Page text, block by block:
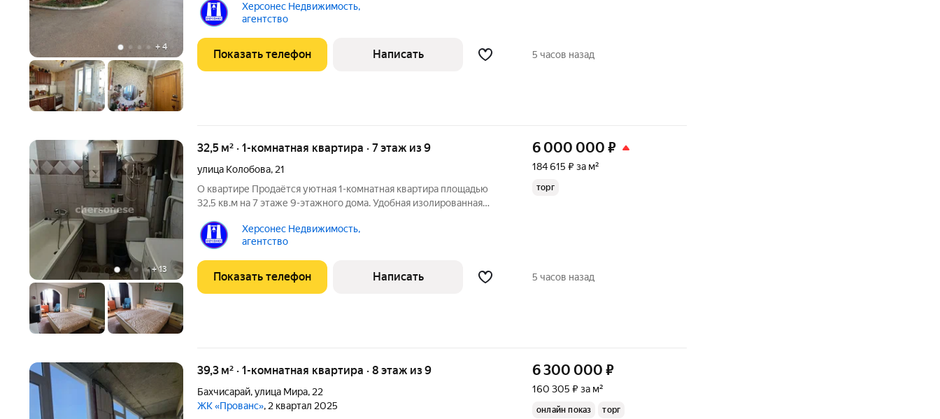
+ 4
кв.м с выходом на балкон. Квартира в хорошем жилом состоянии.
Херсонес Недвижимость,
агентство
Показать телефон Написать 5 часов назад
+13
32,5 м² · 1-комнатная квартира · 7 этаж из 9
улица Колобова, 21
О квартире Продаётся уютная 1-комнатная квартира площадью
32,5 кв.м на 7 этаже 9-этажного дома. Удобная изолированная
совмещённый, есть лоджия совмещенная с комнатой. Высота
потолков 2,53
Херсонес Недвижимость,
агентство
6 000 000 ₽
184 615 ₽ за м²
торг
Показать телефон Написать 5 часов назад
39,3 м² · 1-комнатная квартира · 8 этаж из 9
Бахчисарай,улица Мира, 22
ЖК «Прованс», 2 квартал 2025
6 300 000 ₽
160 305 ₽ за м²
онлайн показ торг